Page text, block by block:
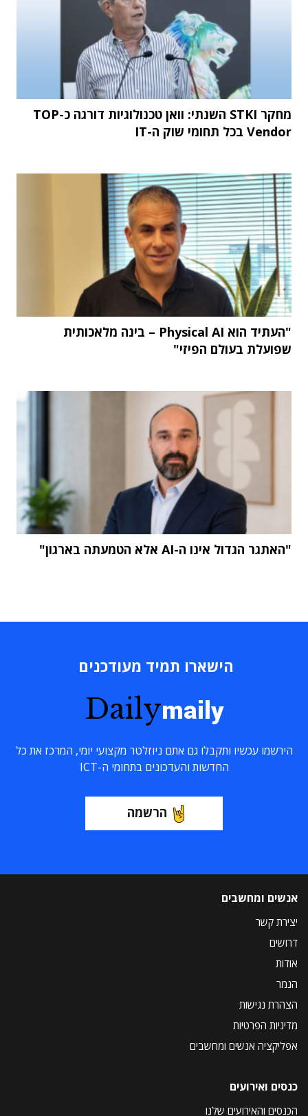
מחקר STKI השנתי: וואן טכנולוגיות דורגה כ-TOP
Vendor בכל תחומי שוק ה-IT
"העתיד הוא Physical AI – בינה מלאכותית
שפועלת בעולם הפיזי"
"האתגר הגדול אינו ה-AI אלא הטמעתה בארגון"
הישארו תמיד מעודכנים
Dailymaily
הירשמו עכשיו ותקבלו גם אתם ניוזלטר מקצועי יומי, המרכז את כל
החדשות והעדכונים בתחומי ה-ICT
הרשמה
אנשים ומחשבים
יצירת קשר
דרושים
אודות
הנמר
הצהרת נגישות
מדיניות הפרטיות
אפליקציה אנשים ומחשבים
כנסים ואירועים
הכנסים והאירועים שלנו